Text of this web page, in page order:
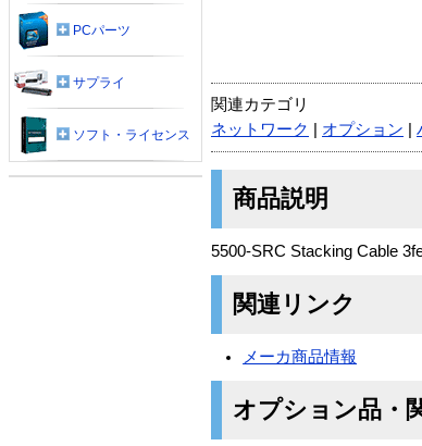
関連カテゴリ
ネットワーク
オプション
商品説明
5500-SRC Stacking Cable
関連リンク
メーカ商品情報
オプション品・
PCパーツ
サプライ
ソフト・ライセンス